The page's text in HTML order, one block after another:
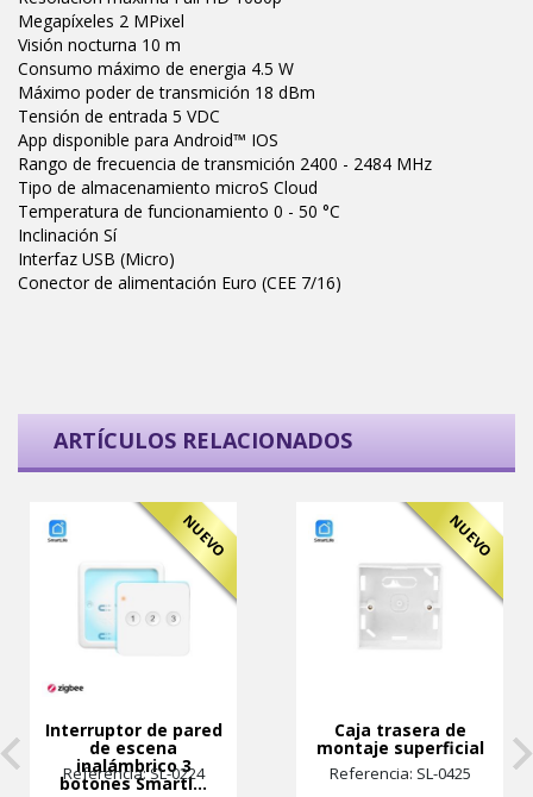
Megapíxeles 2 MPixel
Visión nocturna 10 m
Consumo máximo de energia 4.5 W
Máximo poder de transmición 18 dBm
Tensión de entrada 5 VDC
App disponible para Android™ IOS
Rango de frecuencia de transmición 2400 - 2484 MHz
Tipo de almacenamiento microS Cloud
Temperatura de funcionamiento 0 - 50 °C
Inclinación Sí
Interfaz USB (Micro)
Conector de alimentación Euro (CEE 7/16)
ARTÍCULOS RELACIONADOS
NUEVO
Interruptor de pared
de escena
inalámbrico 3
botones Smartl...
Referencia: SL-0224
NUEVO
Caja trasera de
montaje superficial
Referencia: SL-0425